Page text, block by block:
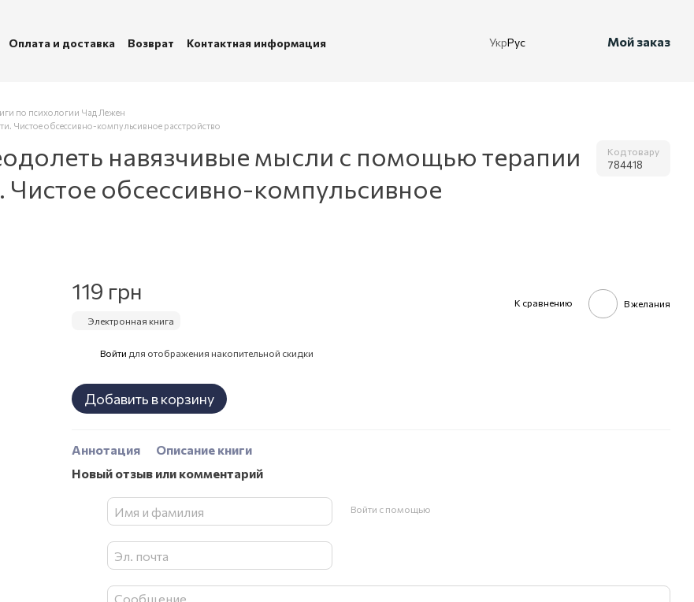
Оплата и доставка Возврат
Контактная информация
УкрРус Мой заказ
по психологии Чад Лежен
Чистое обсессивно-компульсивное расстройство
навязчивые мысли с помощью терапии
Чистое обсессивно-компульсивное
Код товару
784418
119 грн
Электронная книга
К сравнению В желания
Войти для отображения накопительной скидки
Добавить в корзину
Аннотация
Описание книги
Новый отзыв или комментарий
Войти с помощью